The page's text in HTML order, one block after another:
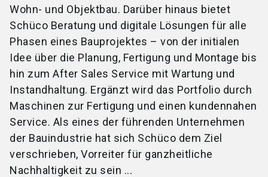
Wohn- und Objektbau. Darüber hinaus bietet
Schüco Beratung und digitale Lösungen für alle
Phasen eines Bauprojektes – von der initialen
Idee über die Planung, Fertigung und Montage bis
hin zum After Sales Service mit Wartung und
Instandhaltung. Ergänzt wird das Portfolio durch
Maschinen zur Fertigung und einen kundennahen
Service. Als eines der führenden Unternehmen
der Bauindustrie hat sich Schüco dem Ziel
verschrieben, Vorreiter für ganzheitliche
Nachhaltigkeit zu sein ...